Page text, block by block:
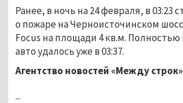
Ранее, в ночь на 24 февраля, в 03:23
о пожаре на Черноисточинском
Focus на площади 4 кв.м.
авто удалось уже в 03:37.
Агентство новостей «Между строк»
...